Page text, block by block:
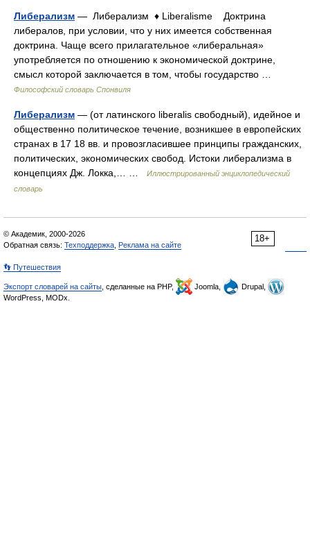
Либерализм — Либерализм ♦ Liberalisme Доктрина
либералов, при условии, что у них имеется собственная
доктрина. Чаще всего прилагательное «либеральная»
употребляется по отношению к экономической доктрине,
смысл которой заключается в том, чтобы государство …
Философский словарь Спонвиля
Либерализм — (от латинского liberalis свободный), идейное и
общественно политическое течение, возникшее в европейских
странах в 17 18 вв. и провозгласившее принципы гражданских,
политических, экономических свобод. Истоки либерализма в
концепциях Дж. Локка,… …
Иллюстрированный энциклопедический
словарь
18+
© Академик, 2000-2026
Обратная связь: Техподдержка Реклама на сайте
👣 Путешествия
Экспорт словарей на сайты , сделанные на PHP, Joomla,
Drupal,
WordPress, MODx.